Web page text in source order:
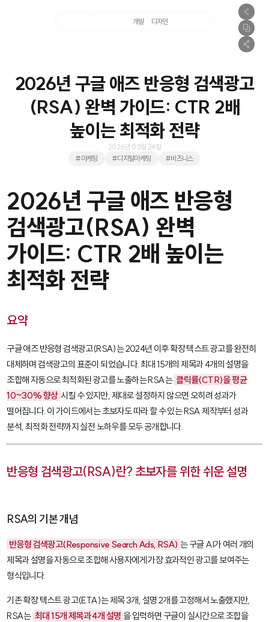
개발 디자인
2026년 구글 애즈 반응형 검색광고
(RSA) 완벽 가이드: CTR 2배
높이는 최적화 전략
2026년 03월 24일
#마케팅
#디지털마케팅 #비즈니스
2026년 구글 애즈 반응형
검색광고(RSA) 완벽
가이드: CTR 2배 높이는
최적화 전략
요약
구글 애즈 반응형 검색광고(RSA)는 2024년 이후 확장 텍스트 광고를 완전히
대체하며 검색광고의 표준이 되었습니다. 최대 15개의 제목과 4개의 설명을
조합해 자동으로 최적화된 광고를 노출하는 RSA는 클릭률(CTR)을 평균
10~30% 향상 시킬 수 있지만, 제대로 설정하지 않으면 오히려 성과가
떨어집니다. 이 가이드에서는 초보자도 따라 할 수 있는 RSA 제작부터 성과
분석, 최적화 전략까지 실전 노하우를 모두 공개합니다.
반응형 검색광고(RSA)란? 초보자를 위한 쉬운 설명
RSA의 기본 개념
반응형 검색광고(Responsive Search Ads, RSA) 는 구글 AI가 여러 개의
제목과 설명을 자동으로 조합해 사용자에게 가장 효과적인 광고를 보여주는
형식입니다.
기존 확장 텍스트 광고(ETA)는 제목 3개, 설명 2개를 고정해서 노출했지만,
RSA는 최대 15개 제목과 4개 설명 을 입력하면 구글이 실시간으로 조합을